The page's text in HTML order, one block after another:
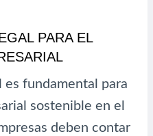
PARA EL
es fundamental para
sostenible en el
deben contar